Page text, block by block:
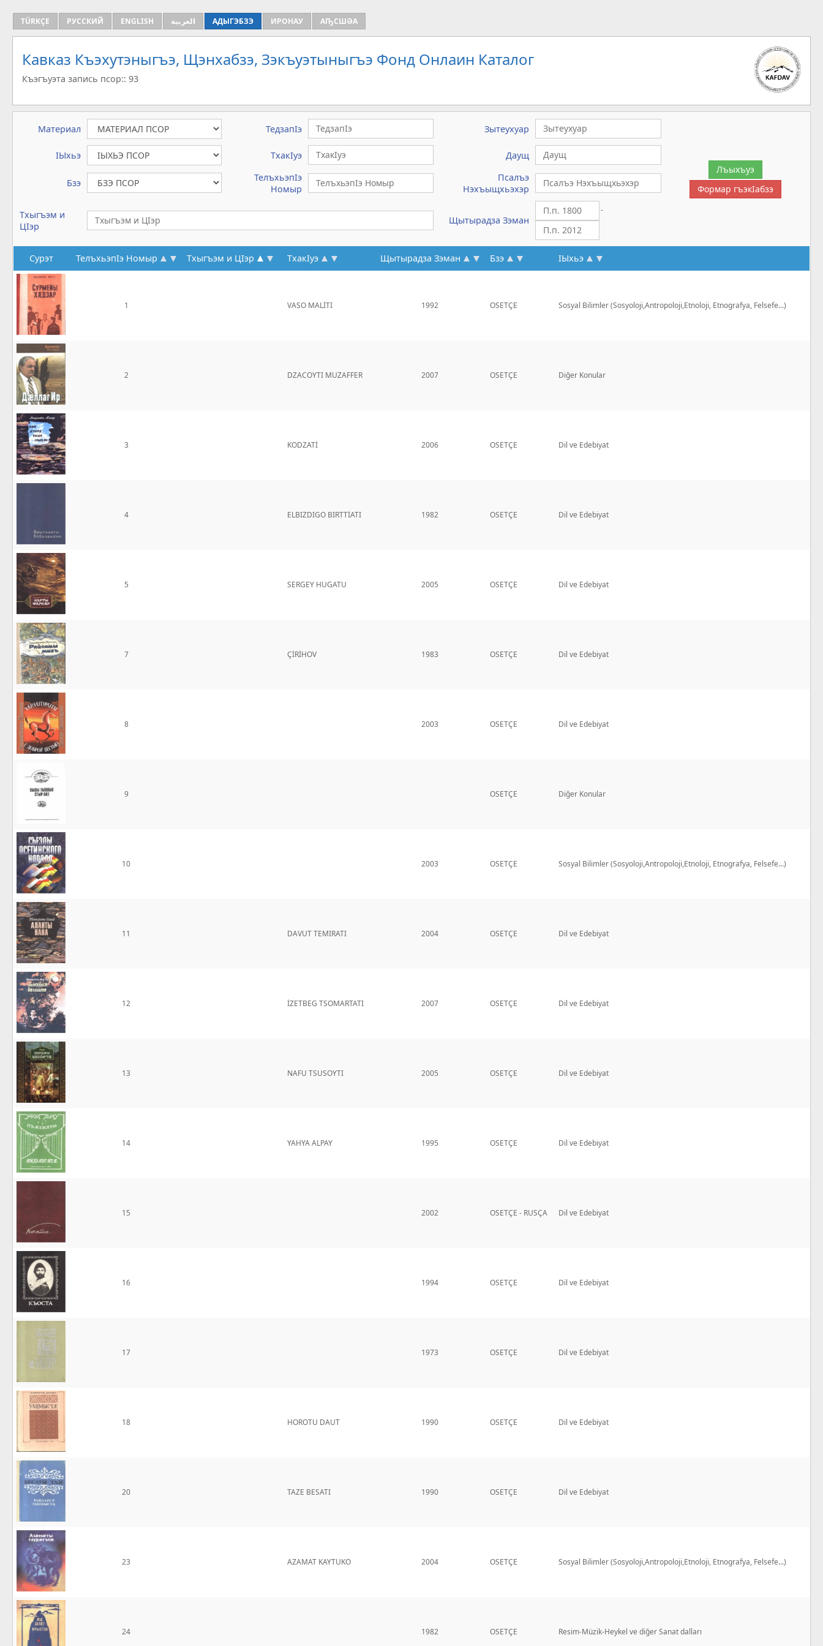
TÜRKÇE РУССКИЙ ENGLISH العربية АДЫГЭБЗЭ ИРОНАУ АҦСШӘА
Кавказ Къэхутэныгъэ, Щэнхабзэ, Зэкъуэтыныгъэ Фонд Онлаин Каталог
Къэгъуэта запись псор:: 93
Материал ТедзапIэ Зытеухуар
IЫхьэ ТхакIуэ Даущ
Бзэ
ТелъхьэпIэ
Номыр
Псалъэ
Нэхъыщхьэхэр
Тхыгъэм и
ЦIэр
Щытырадза Зэман
-
Сурэт ТелъхьэпIэ Номыр Тхыгъэм и ЦIэр ТхакIуэ Щытырадза Зэман Бзэ IЫхьэ
1 VASO MALİTI 1992 OSETÇE Sosyal Bilimler (Sosyoloji,Antropoloji,Etnoloji, Etnografya, Felsefe...)
2 DZACOYTI MUZAFFER 2007 OSETÇE Diğer Konular
3 KODZATİ 2006 OSETÇE Dil ve Edebiyat
4 ELBIZDIGO BIRTTİATI 1982 OSETÇE Dil ve Edebiyat
5 SERGEY HUGATU 2005 OSETÇE Dil ve Edebiyat
7 ÇİRİHOV 1983 OSETÇE Dil ve Edebiyat
8 2003 OSETÇE Dil ve Edebiyat
9 OSETÇE Diğer Konular
10 2003 OSETÇE Sosyal Bilimler (Sosyoloji,Antropoloji,Etnoloji, Etnografya, Felsefe...)
11 DAVUT TEMIRATI 2004 OSETÇE Dil ve Edebiyat
12 İZETBEG TSOMARTATI 2007 OSETÇE Dil ve Edebiyat
13 NAFU TSUSOYTI 2005 OSETÇE Dil ve Edebiyat
14 YAHYA ALPAY 1995 OSETÇE Dil ve Edebiyat
15 2002 OSETÇE - RUSÇA Dil ve Edebiyat
16 1994 OSETÇE Dil ve Edebiyat
17 1973 OSETÇE Dil ve Edebiyat
18 HOROTU DAUT 1990 OSETÇE Dil ve Edebiyat
20 TAZE BESATI 1990 OSETÇE Dil ve Edebiyat
23 AZAMAT KAYTUKO 2004 OSETÇE Sosyal Bilimler (Sosyoloji,Antropoloji,Etnoloji, Etnografya, Felsefe...)
24 1982 OSETÇE Resim-Müzik-Heykel ve diğer Sanat dalları